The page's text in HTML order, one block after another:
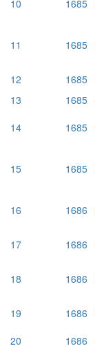
10 1685
11 1685
12 1685
13
1685
14
1685
15 1685
16 1686
17 1686
18 1686
19 1686
20
1686